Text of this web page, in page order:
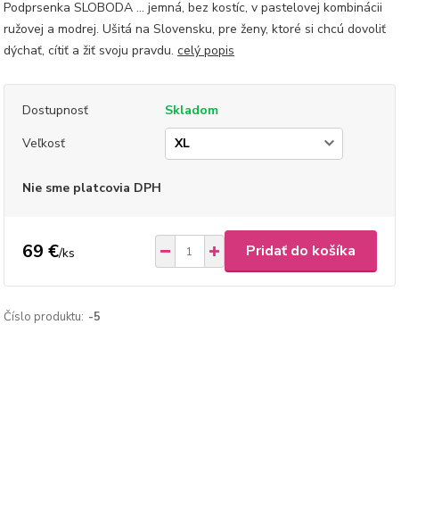
Podprsenka SLOBODA ... jemná, bez kostíc, v pastelovej kombinácii
ružovej a modrej. Ušitá na Slovensku, pre ženy, ktoré si chcú dovoliť
dýchať, cítiť a žiť svoju pravdu. celý popis
Dostupnosť
Skladom
Veľkosť
Nie sme platcovia DPH
69 €/ks Pridať do košíka
Číslo produktu: -5